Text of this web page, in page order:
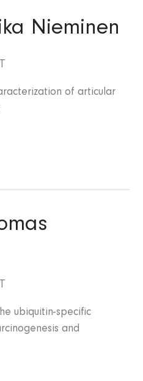
Nieminen
of articular
ubiquitin-specific
and